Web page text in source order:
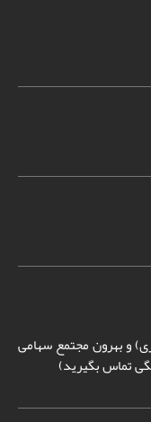
و بهرون مجتمع سهامی